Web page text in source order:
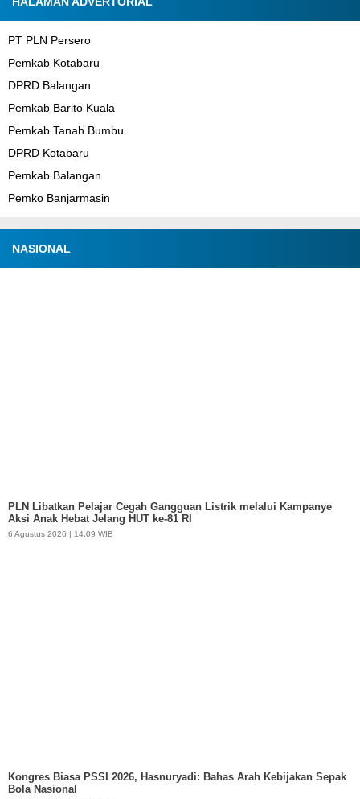
PT PLN Persero
Pemkab Kotabaru
DPRD Balangan
Pemkab Barito Kuala
Pemkab Tanah Bumbu
DPRD Kotabaru
Pemkab Balangan
Pemko Banjarmasin
NASIONAL
PLN Libatkan Pelajar Cegah Gangguan Listrik melalui Kampanye
Aksi Anak Hebat Jelang HUT ke-81 RI
6 Agustus 2026 | 14:09 WIB
Kongres Biasa PSSI 2026, Hasnuryadi: Bahas Arah Kebijakan Sepak
Bola Nasional